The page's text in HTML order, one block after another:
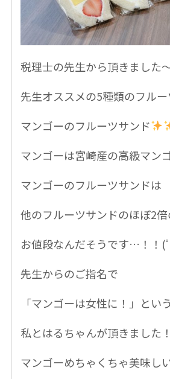
税理士の先生から頂きました
先生オススメの5種類のフル
マンゴーのフルーツサンド
マンゴーは宮崎産の高級マン
マンゴーのフルーツサンドは
他のフルーツサンドのほぼ2倍
お値段なんだそうです…！！(
先生からのご指名で
「マンゴーは女性に！」とい
私とはるちゃんが頂きました！
マンゴーめちゃくちゃ美味し